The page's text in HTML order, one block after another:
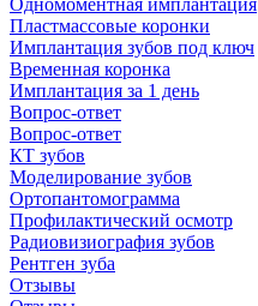
Одномоментная имплантация
Пластмассовые коронки
Имплантация зубов под ключ
Временная коронка
Имплантация за 1 день
Вопрос-ответ
Вопрос-ответ
КТ зубов
Моделирование зубов
Ортопантомограмма
Профилактический осмотр
Радиовизиография зубов
Рентген зуба
Отзывы